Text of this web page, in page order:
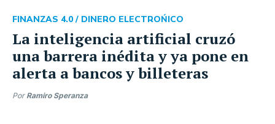
La inteligencia artificial cruzó
una barrera inédita y ya pone en
alerta a bancos y billeteras
FINANZAS 4.0 / DINERO ELECTROŃICO
Por Ramiro Speranza